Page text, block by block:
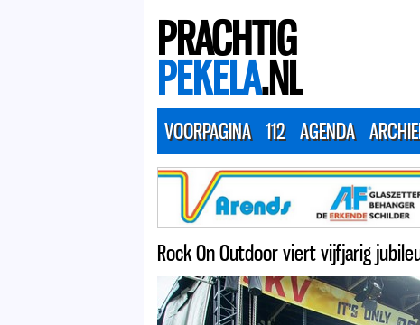
PRACHTIG
PEKELA.NL
VOORPAGINA 112 AGENDA
Rock On Outdoor viert vijfjarig